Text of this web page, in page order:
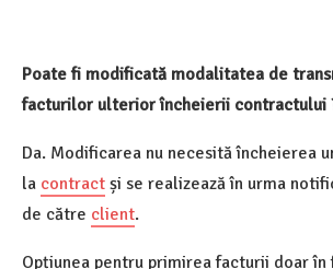
Poate fi modificată modalitatea de
facturilor ulterior încheierii contractului
Da. Modificarea nu necesită încheierea
la contract și se realizează în urma
de către client.
Opțiunea pentru primirea facturii doar